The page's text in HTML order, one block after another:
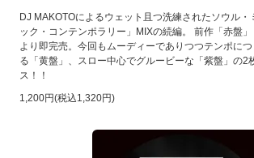
DJ MAKOTOによるウェット且つ洗練されたソウル・
ック・コンテンポラリー」MIXの続編。 前作「赤盤
より即完売。今回もムーディーでありつつテンポに
る「黄盤」、スロー中心でグルービーな「紫盤」の2
ス！！
1,200円(税込1,320円)